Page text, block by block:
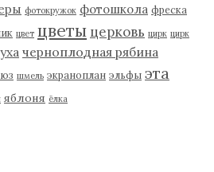
фотокружок фотошкола фреска
цвет цветы церковь цирк цирк
черноплодная рябина
шмель экраноплан эльфы эта
яблоня ёлка